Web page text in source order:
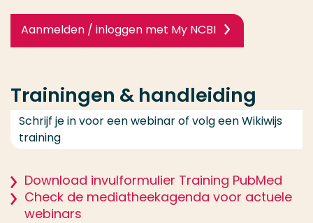
Aanmelden / inloggen met My NCBI
Trainingen & handleiding
Schrijf je in voor een webinar of volg een Wikiwijs
training
Download invulformulier Training PubMed
Check de mediatheekagenda voor actuele
webinars